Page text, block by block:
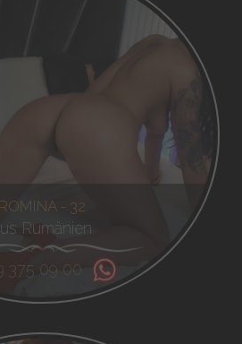
ROMINA - 32
Rumänien
375 09 00